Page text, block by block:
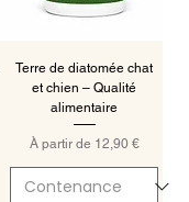
Terre de diatomée chat
et chien – Qualité
alimentaire
À partir de 12,90 €
Prix promotionnel